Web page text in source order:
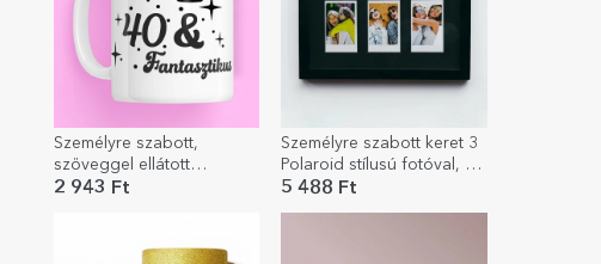
Személyre szabott,
szöveggel ellátott
születésnapi pohár –
2 943 Ft
Személyre szabott keret 3
Polaroid stílusú fotóval, 27
x 17 cm
5 488 Ft